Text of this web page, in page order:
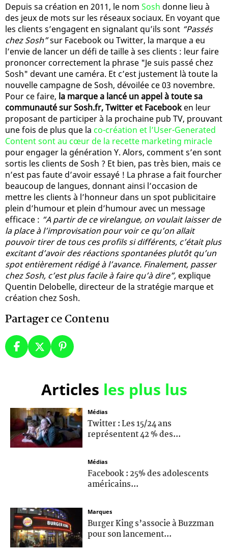
Depuis sa création en 2011, le nom Sosh donne lieu à
des jeux de mots sur les réseaux sociaux. En voyant que
les clients s’engagent en signalant qu’ils sont “Passés
chez Sosh”sur Facebook ou Twitter, la marque a eu
l’envie de lancer un défi de taille à ses clients : leur faire
prononcer correctement la phrase "Je suis passé chez
Sosh" devant une caméra. Et c’est justement là toute la
nouvelle campagne de Sosh, dévoilée ce 03 novembre.
Pour ce faire, la marque a lancé un appel à toute sa
communauté sur Sosh.fr, Twitter et Facebooken leur
proposant de participer à la prochaine pub TV, prouvant
une fois de plus que la co-création et l’User-Generated
Content sont au cœur de la recette marketing miracle
pour engager la génération Y. Alors, comment s’en sont
sortis les clients de Sosh ? Et bien, pas très bien, mais ce
n’est pas faute d’avoir essayé ! La phrase a fait fourcher
beaucoup de langues, donnant ainsi l’occasion de
mettre les clients à l’honneur dans un spot publicitaire
plein d’humour et plein d’humour avec un message
efficace : “A partir de ce virelangue, on voulait laisser de
la place à l’improvisation pour voir ce qu’on allait
pouvoir tirer de tous ces profils si différents, c’était plus
excitant d’avoir des réactions spontanées plutôt qu’un
spot entièrement rédigé à l’avance. Finalement, passer
chez Sosh, c’est plus facile à faire qu’à dire”, explique
Quentin Delobelle, directeur de la stratégie marque et
création chez Sosh.
Partager ce Contenu
Articles les plus lus
Médias
Twitter : Les 15/24 ans
représentent 42 % des...
Médias
Facebook : 25% des adolescents
américains...
Marques
Burger King s’associe à Buzzman
pour son lancement...